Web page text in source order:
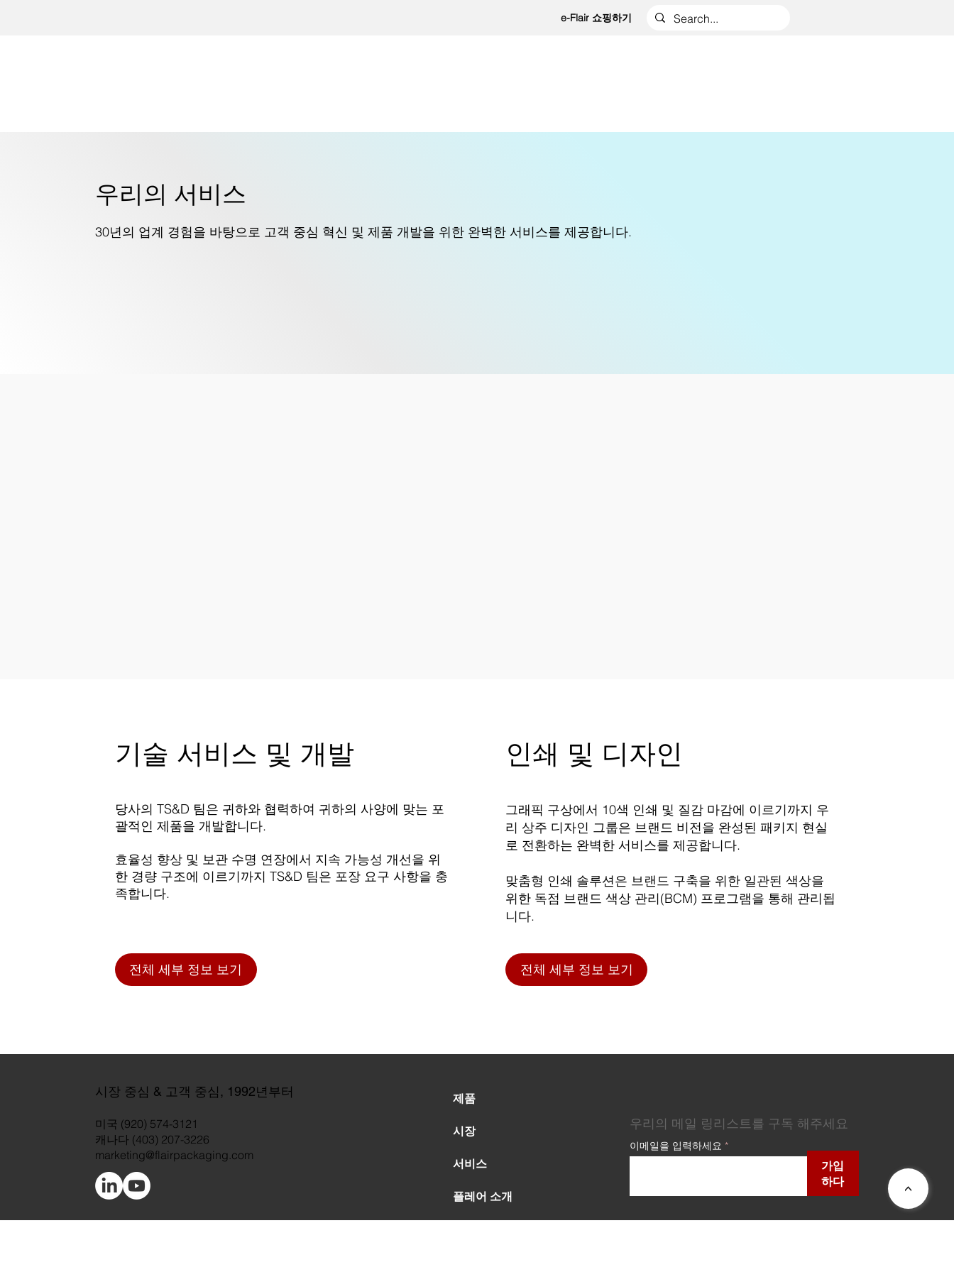
e-Flair 쇼핑하기
우리의 서비스
30년의 업계 경험을 바탕으로 고객 중심 혁신 및 제품 개발을 위한 완벽한 서비스를 제공합니다.
기술 서비스 및 개발
당사의 TS&D 팀은 귀하와 협력하여 귀하의 사양에 맞는 포
괄적인 제품을 개발합니다.
효율성 향상 및 보관 수명 연장에서 지속 가능성 개선을 위
한 경량 구조에 이르기까지 TS&D 팀은 포장 요구 사항을 충
족합니다.
전체 세부 정보 보기
전체 세부 정보 보기
그래픽 구상에서 10색 인쇄 및 질감 마감에 이르기까지 우
리 상주 디자인 그룹은 브랜드 비전을 완성된 패키지 현실
로 전환하는 완벽한 서비스를 제공합니다.
맞춤형 인쇄 솔루션은 브랜드 구축을 위한 일관된 색상을
위한 독점 브랜드 색상 관리(BCM) 프로그램을 통해 관리됩
니다.
인쇄 및 디자인
시장 중심 & 고객 중심, 1992년부터
미국 (920) 574-3121
캐나다 (403) 207-3226
marketing@flairpackaging.com
제품
시장
서비스
플레어 소개
우리의 메일 링리스트를 구독 해주세요
이메일을 입력하세요
가입
하다
>